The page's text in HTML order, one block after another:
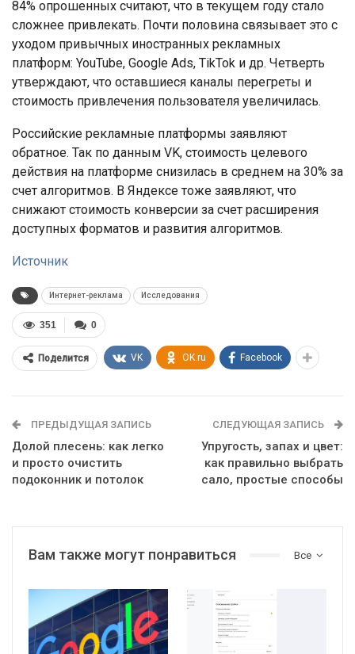
84% опрошенных считают, что в текущем году стало
сложнее привлекать. Почти половина связывает это с
уходом привычных иностранных рекламных
платформ: YouTube, Google Ads, TikTok и др. Четверть
утверждают, что оставшиеся каналы перегреты и
стоимость привлечения пользователя увеличилась.
Российские рекламные платформы заявляют
обратное. Так по данным VK, стоимость целевого
действия на платформе снизилась в среднем на 30% за
счет алгоритмов. В Яндексе тоже заявляют, что
снижают стоимость конверсии за счет расширения
доступных форматов и развития алгоритмов.
Источник
Интернет-реклама Исследования
0
351
Поделится VK OK.ru Facebook
ПРЕДЫДУЩАЯ ЗАПИСЬ
Долой плесень: как легко
и просто очистить
подоконник и потолок
СЛЕДУЮЩАЯ ЗАПИСЬ
Упругость, запах и цвет:
как правильно выбрать
сало, простые способы
Все
Вам также могут понравиться